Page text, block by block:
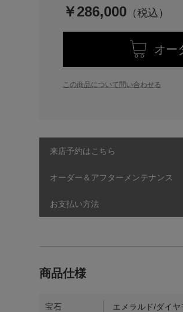
￥286,000
オー
この商品について問い合わせる
来店予約はこちら
オーダー＆アフターメンテナンス
お支払い方法
宝石
エメラルド/ダイヤ